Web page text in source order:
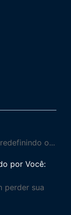
o...
por Você:
perder sua